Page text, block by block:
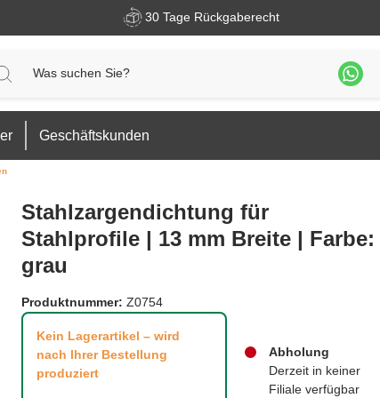
30 Tage Rückgaberecht
Geschäftskunden
Stahlzargendichtung für
Stahlprofile | 13 mm Breite | Farbe:
grau
Produktnummer: Z0754
Kein Lagerartikel – wird
nach Ihrer Bestellung
produziert
Abholung
Derzeit in keiner
Filiale verfügbar